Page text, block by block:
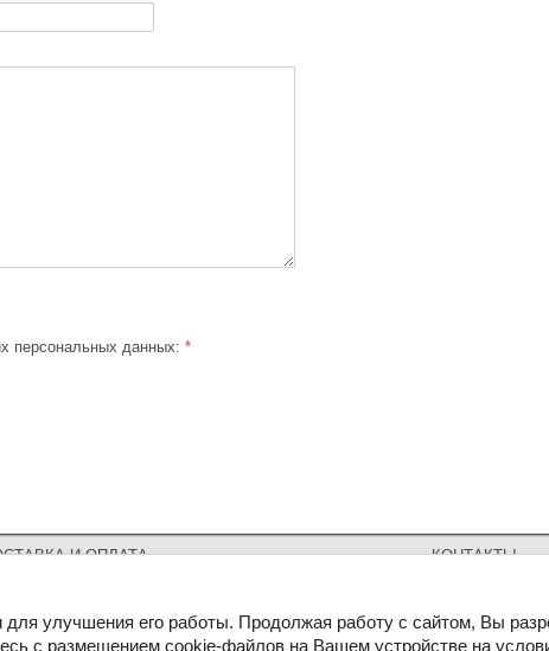
персональных данных: *
И ОПЛАТА КОНТАКТЫ
к нам: Наш адрес:
Согласие на
для улучшения его работы. Продолжая работу с сайтом, Вы
с размещением cookie-файлов на Вашем устройстве на